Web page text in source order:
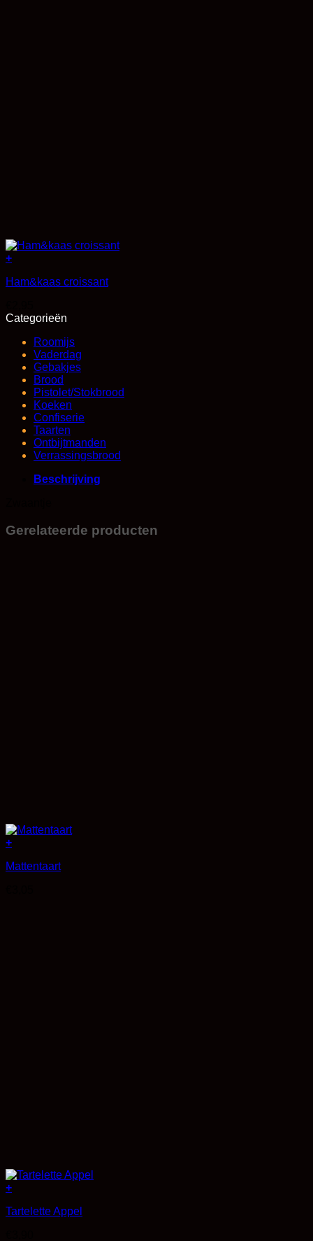
+
Ham&kaas croissant
Categorieën
Roomijs
Vaderdag
Gebakjes
Brood
Pistolet/Stokbrood
Koeken
Confiserie
Taarten
Ontbijtmanden
Verrassingsbrood
Beschrijving
Gerelateerde producten
+
Mattentaart
+
Tartelette Appel